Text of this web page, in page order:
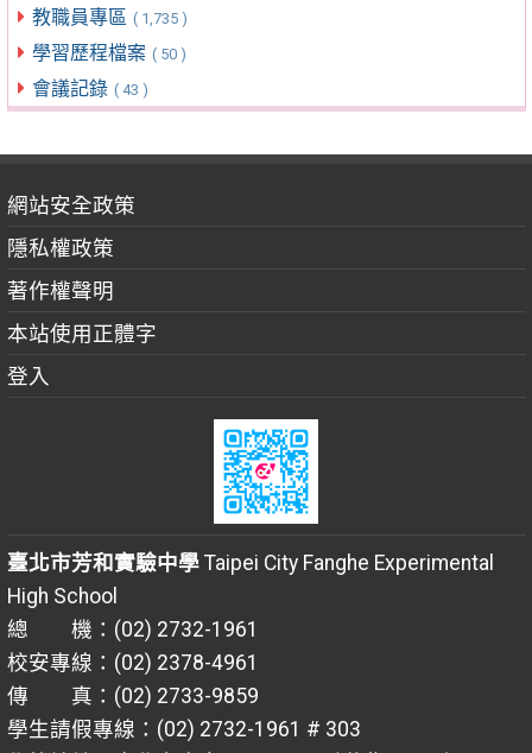
教職員專區 ( 1,735 )
學習歷程檔案 ( 50 )
會議記錄 ( 43 )
網站安全政策
隱私權政策
著作權聲明
本站使用正體字
登入
臺北市芳和實驗中學Taipei City Fanghe Experimental
High School
總 機：(02) 2732-1961
校安專線：(02) 2378-4961
傳 真：(02) 2733-9859
學生請假專線：(02) 2732-1961 # 303